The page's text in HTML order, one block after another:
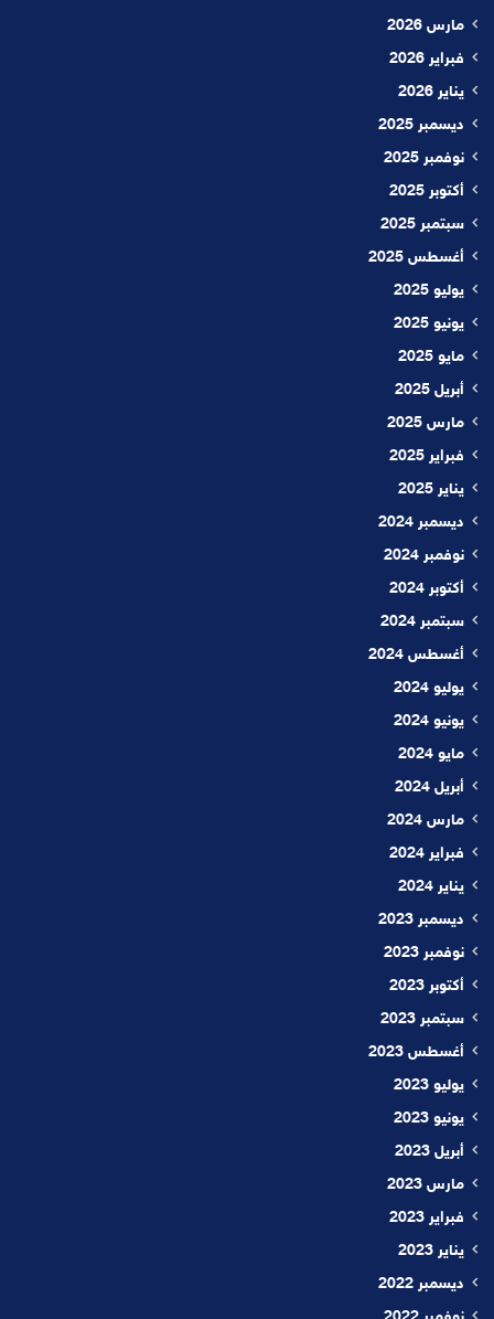
مارس 2026
فبراير 2026
يناير 2026
ديسمبر 2025
نوفمبر 2025
أكتوبر 2025
سبتمبر 2025
أغسطس 2025
يوليو 2025
يونيو 2025
مايو 2025
أبريل 2025
مارس 2025
فبراير 2025
يناير 2025
ديسمبر 2024
نوفمبر 2024
أكتوبر 2024
سبتمبر 2024
أغسطس 2024
يوليو 2024
يونيو 2024
مايو 2024
أبريل 2024
مارس 2024
فبراير 2024
يناير 2024
ديسمبر 2023
نوفمبر 2023
أكتوبر 2023
سبتمبر 2023
أغسطس 2023
يوليو 2023
يونيو 2023
أبريل 2023
مارس 2023
فبراير 2023
يناير 2023
ديسمبر 2022